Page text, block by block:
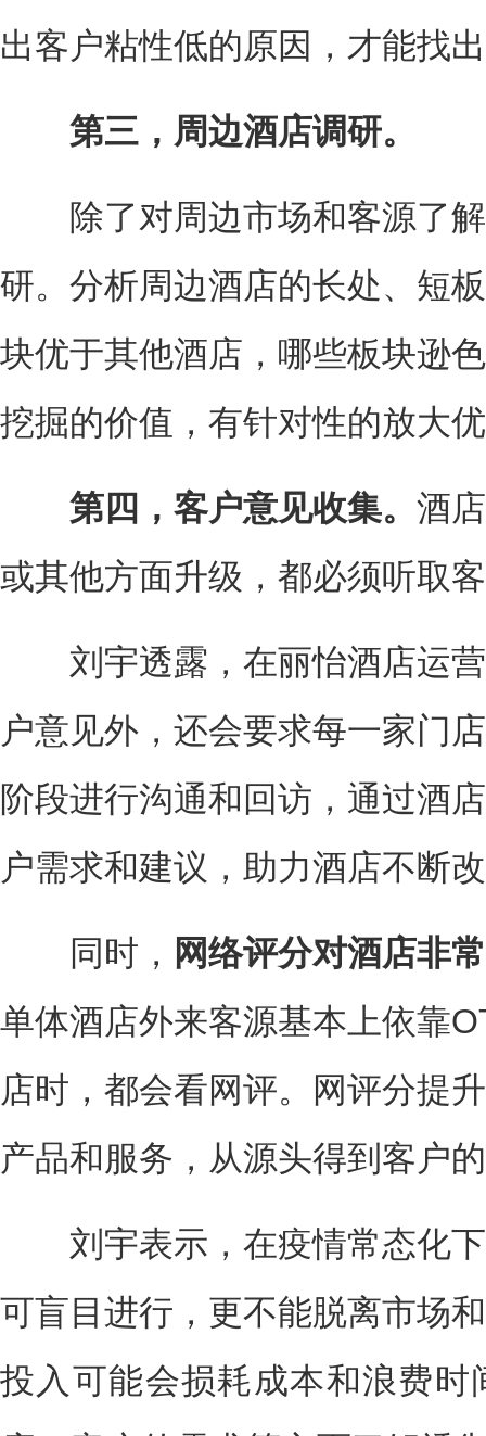
出客户粘性低的原因，才能找
第三，周边酒店调研。
除了对周边市场和客源了解
研。分析周边酒店的长处、短
块优于其他酒店，哪些板块逊
挖掘的价值，有针对性的放大
第四，客户意见收集。 酒
或其他方面升级，都必须听取
刘宇透露，在丽怡酒店运营
户意见外，还会要求每一家门
阶段进行沟通和回访，通过酒
户需求和建议，助力酒店不断
同时， 网络评分对酒店非
单体酒店外来客源基本上依靠
店时，都会看网评。网评分提
产品和服务，从源头得到客户
刘宇表示，在疫情常态化下
可盲目进行，更不能脱离市场
投入可能会损耗成本和浪费